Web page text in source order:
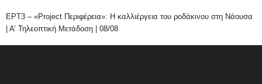
ΕΡΤ3 – «Project Περιφέρεια»: Η καλλιέργεια του ροδάκινου στη Νάουσα
| Α’ Τηλεοπτική Μετάδοση | 08/08